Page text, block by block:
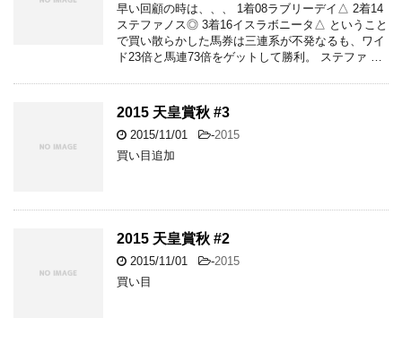
早い回顧の時は、、、 1着08ラブリーデイ△ 2着14
ステファノス◎ 3着16イスラボニータ△ ということ
で買い散らかした馬券は三連系が不発なるも、ワイ
ド23倍と馬連73倍をゲットして勝利。 ステファ …
2015 天皇賞秋 #3
2015/11/01 -2015
買い目追加
2015 天皇賞秋 #2
2015/11/01 -2015
買い目